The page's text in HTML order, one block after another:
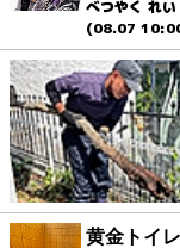
べつやく れい
(08.07
黄金トイ